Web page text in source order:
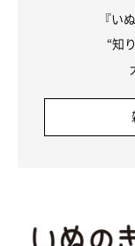
『い
“知